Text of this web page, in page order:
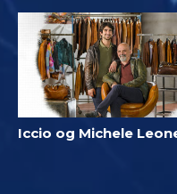
Iccio og Michele